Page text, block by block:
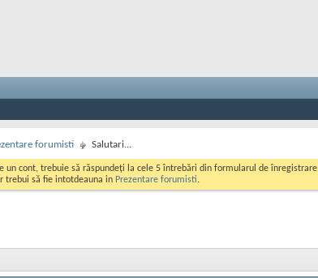
forumisti Salutari...
un cont, trebuie să răspundeți la cele 5 întrebări din formularul de
trebui să fie intotdeauna in Prezentare forumisti.